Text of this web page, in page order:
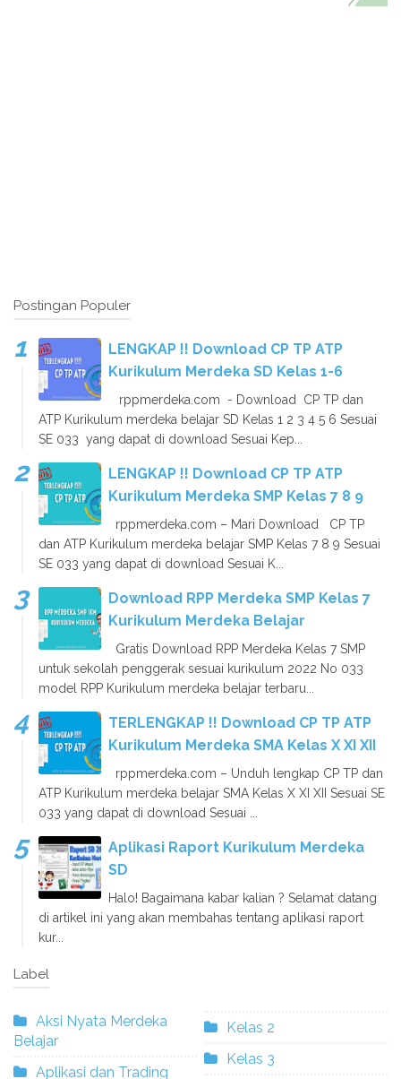
Postingan Populer
LENGKAP !! Download CP TP ATP
Kurikulum Merdeka SD Kelas 1-6
rppmerdeka.com - Download CP TP dan
ATP Kurikulum merdeka belajar SD Kelas 1 2 3 4 5 6 Sesuai
SE 033 yang dapat di download Sesuai Kep...
LENGKAP !! Download CP TP ATP
Kurikulum Merdeka SMP Kelas 7 8 9
rppmerdeka.com – Mari Download CP TP
dan ATP Kurikulum merdeka belajar SMP Kelas 7 8 9 Sesuai
SE 033 yang dapat di download Sesuai K...
Download RPP Merdeka SMP Kelas 7
Kurikulum Merdeka Belajar
Gratis Download RPP Merdeka Kelas 7 SMP
untuk sekolah penggerak sesuai kurikulum 2022 No 033
model RPP Kurikulum merdeka belajar terbaru...
TERLENGKAP !! Download CP TP ATP
Kurikulum Merdeka SMA Kelas X XI XII
rppmerdeka.com – Unduh lengkap CP TP dan
ATP Kurikulum merdeka belajar SMA Kelas X XI XII Sesuai SE
033 yang dapat di download Sesuai ...
Aplikasi Raport Kurikulum Merdeka
SD
Halo! Bagaimana kabar kalian ? Selamat datang
di artikel ini yang akan membahas tentang aplikasi raport
kur...
Label
Aksi Nyata Merdeka
Belajar
Aplikasi dan Trading
Kelas 2
Kelas 3